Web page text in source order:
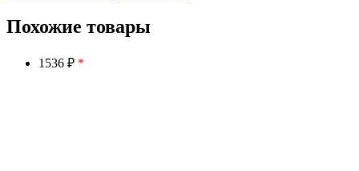
Похожие товары
1536 ₽ *